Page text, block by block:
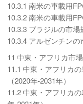
10.3.1 南米の車載用
10.3.2 南米の車載用
10.3.3 ブラジルの市場
10.3.4 アルゼンチンの
11 中東・アフリカ市場
11.1 中東・アフリカ
（2020年-2031年）
11.2 中東・アフリカ